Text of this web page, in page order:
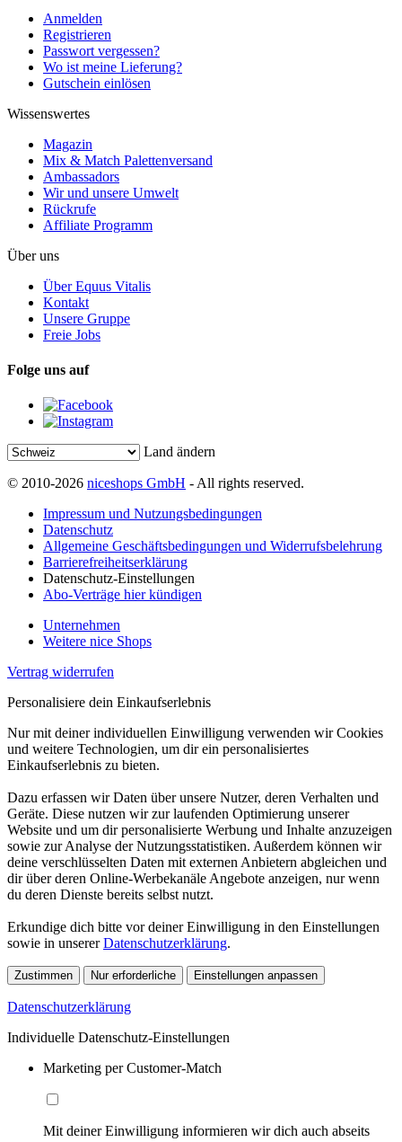
Anmelden
Registrieren
Passwort vergessen?
Wo ist meine Lieferung?
Gutschein einlösen
Wissenswertes
Magazin
Mix & Match Palettenversand
Ambassadors
Wir und unsere Umwelt
Rückrufe
Affiliate Programm
Über uns
Über Equus Vitalis
Kontakt
Unsere Gruppe
Freie Jobs
Folge uns auf
Land ändern
© 2010-2026 niceshops GmbH - All rights reserved.
Impressum und Nutzungsbedingungen
Datenschutz
Allgemeine Geschäftsbedingungen und Widerrufsbelehrung
Barrierefreiheitserklärung
Datenschutz-Einstellungen
Abo-Verträge hier kündigen
Unternehmen
Weitere nice Shops
Vertrag widerrufen
Personalisiere dein Einkaufserlebnis
Nur mit deiner individuellen Einwilligung verwenden wir Cookies
und weitere Technologien, um dir ein personalisiertes
Einkaufserlebnis zu bieten.
Dazu erfassen wir Daten über unsere Nutzer, deren Verhalten und
Geräte. Diese nutzen wir zur laufenden Optimierung unserer
Website und um dir personalisierte Werbung und Inhalte anzuzeigen
sowie zur Analyse der Nutzungsstatistiken. Außerdem können wir
deine verschlüsselten Daten mit externen Anbietern abgleichen und
dir über deren Online-Werbekanäle Angebote anzeigen, nur wenn
du deren Dienste bereits selbst nutzt.
Erkundige dich bitte vor deiner Einwilligung in den Einstellungen
sowie in unsererDatenschutzerklärung.
Zustimmen Nur erforderliche Einstellungen anpassen
Datenschutzerklärung
Individuelle Datenschutz-Einstellungen
Marketing per Customer-Match
Mit deiner Einwilligung informieren wir dich auch abseits